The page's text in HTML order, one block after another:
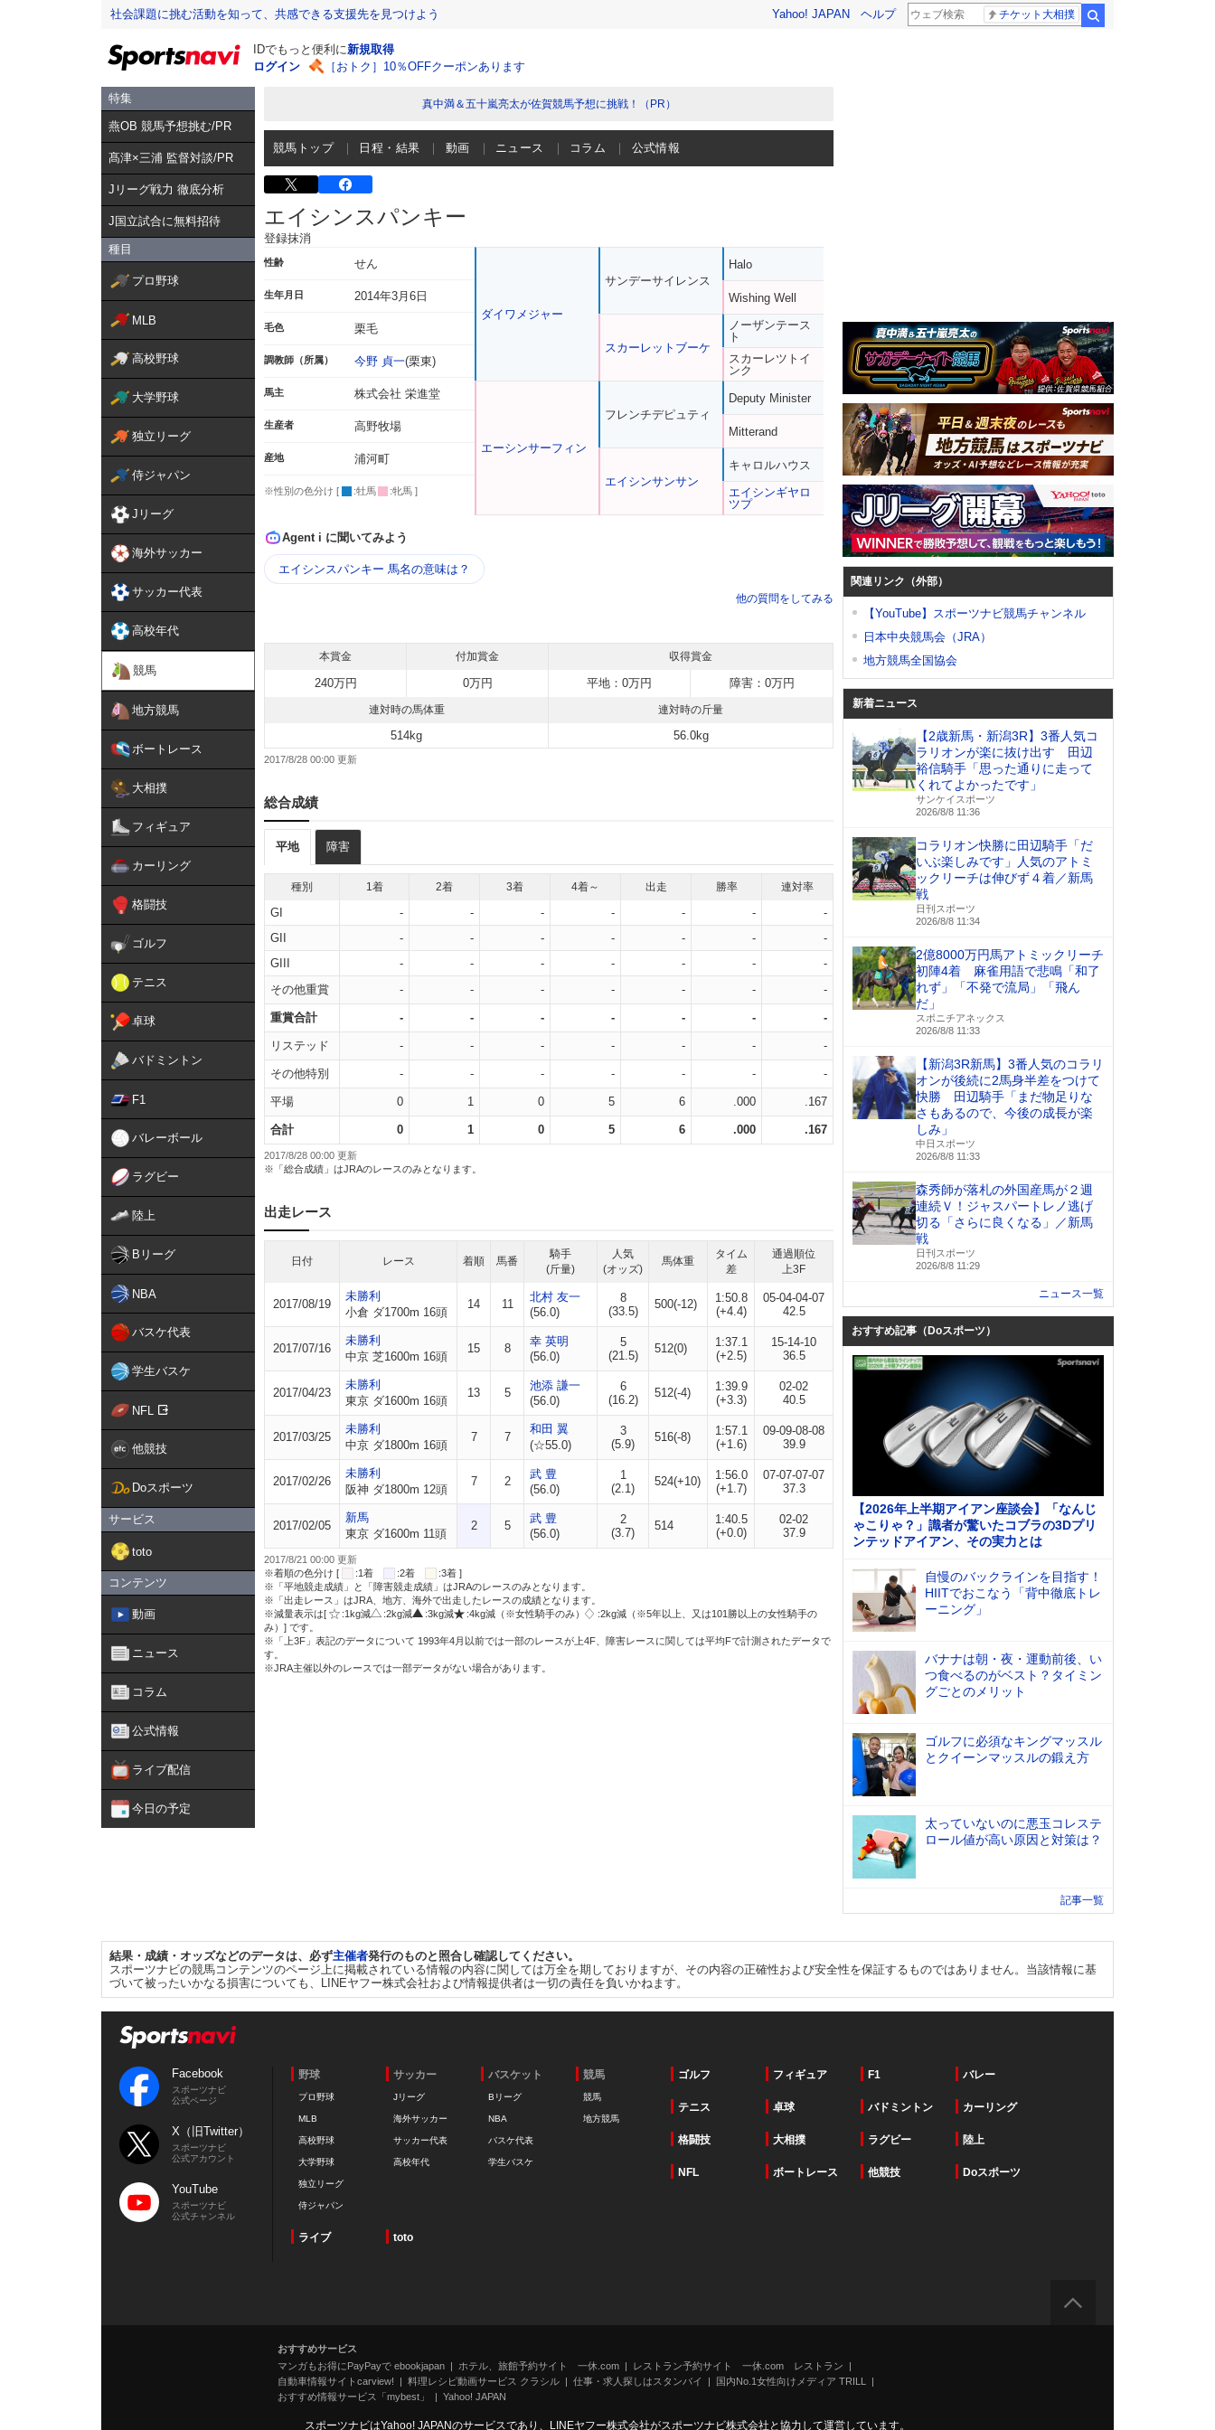
社会課題に挑む活動を知って、共感できる支援先を見つけよう Yahoo! JAPAN ヘルプ チケット大相撲
IDでもっと便利に新規取得
ログイン
［おトク］10％OFFクーポンあります
特集
燕OB 競馬予想挑む/PR
髙津×三浦 監督対談/PR
Jリーグ戦力 徹底分析
J国立試合に無料招待
種目
プロ野球
MLB
高校野球
大学野球
独立リーグ
侍ジャパン
Jリーグ
海外サッカー
サッカー代表
高校年代
競馬
地方競馬
ボートレース
大相撲
フィギュア
カーリング
格闘技
ゴルフ
テニス
卓球
バドミントン
F1
バレーボール
ラグビー
陸上
Bリーグ
NBA
バスケ代表
学生バスケ
NFL
他競技
Doスポーツ
サービス
toto
コンテンツ
動画
ニュース
コラム
公式情報
ライブ配信
今日の予定
真中満＆五十嵐亮太が佐賀競馬予想に挑戦！（PR）
競馬トップ 日程・結果 動画 ニュース コラム 公式情報
エイシンスパンキー
登録抹消
性齢 せん
生年月日 2014年3月6日
毛色 栗毛
調教師（所属） 今野 貞一(栗東)
馬主 株式会社 栄進堂
生産者 高野牧場
産地 浦河町
※性別の色分け [ :牡馬 :牝馬 ]
ダイワメジャー
エーシンサーフィン
サンデーサイレンス
スカーレットブーケ
フレンチデピュティ
エイシンサンサン
Halo
Wishing Well
ノーザンテース
ト
スカーレツトイ
ンク
Deputy Minister
Mitterand
キャロルハウス
エイシンギヤロ
ツプ
Agent i に聞いてみよう
エイシンスパンキー 馬名の意味は？
他の質問をしてみる
本賞金 付加賞金 収得賞金
240万円 0万円 平地：0万円 障害：0万円
連対時の馬体重 連対時の斤量
514kg 56.0kg
2017/8/28 00:00
総合成績
平地 障害
種別 1着 2着 3着 4着～ 出走 勝率 連対率
GI - - - - - -
-
GII
- - - - - -
-
GIII
- - - - - -
-
その他重賞
- - - - - - -
重賞合計 - - - - - - -
リステッド - - - - - - -
その他特別 - - - - - - -
平場 0 1 0 5 6 .000 .167
合計 0 1 0 5 6 .000 .167
2017/8/28 00:00 更新
※「総合成績」はJRAのレースのみとなります。
出走レース
日付 レース 着順 馬番
騎手
(斤量)
人気
(オッズ)
馬体重
タイム
差
通過順位
上3F
2017/08/19
未勝利
小倉 ダ1700m 16頭
14 11
北村 友一
(56.0)
8
(33.5)
500(-12)
1:50.8
(+4.4)
05-04-04-07
42.5
2017/07/16
未勝利
中京 芝1600m 16頭
15 8
幸 英明
(56.0)
5
(21.5)
512(0)
1:37.1
(+2.5)
15-14-10
36.5
2017/04/23
未勝利
東京 ダ1600m 16頭
13 5
池添 謙一
(56.0)
6
(16.2)
512(-4)
1:39.9
(+3.3)
02-02
40.5
2017/03/25
未勝利
中京 ダ1800m 16頭
7 7
和田 翼
(☆55.0)
3
(5.9)
516(-8)
1:57.1
(+1.6)
09-09-08-08
39.9
2017/02/26
未勝利
阪神 ダ1800m 12頭
7 2
武 豊
(56.0)
1
(2.1)
524(+10)
1:56.0
(+1.7)
07-07-07-07
37.3
2017/02/05
新馬
東京 ダ1600m 11頭
2 5
武 豊
(56.0)
2
(3.7)
514
1:40.5
(+0.0)
02-02
37.9
2017/8/21 00:00 更新
※着順の色分け [
:1着 :2着
:3着 ]
※「平地競走成績」と「障害競走成績」はJRAのレースのみとなります。
※「出走レース」はJRA、地方、海外で出走したレースの成績となります。
※減量表示は[
:1kg減 :2kg減 :3kg減 :4kg減（※女性騎手のみ）
:2kg減（※5年以上、又は101勝以上の女性騎手の
み）] です。
※「上3F」表記のデータについて 1993年4月以前では一部のレースが上4F、障害レースに関しては平均Fで計測されたデータで
す。
※JRA主催以外のレースでは一部データがない場合があります。
関連リンク（外部）
【YouTube】スポーツナビ競馬チャンネル
日本中央競馬会（JRA）
地方競馬全国協会
新着ニュース
【2歳新馬・新潟3R】3番人気コ
ラリオンが楽に抜け出す 田辺
裕信騎手「思った通りに走って
くれてよかったです」
サンケイスポーツ
2026/8/8 11:36
コラリオン快勝に田辺騎手「だ
いぶ楽しみです」人気のアトミ
ックリーチは伸びず４着／新馬
戦
日刊スポーツ
2026/8/8 11:34
2億8000万円馬アトミックリーチ
初陣4着 麻雀用語で悲鳴「和了
れず」「不発で流局」「飛ん
だ」
スポニチアネックス
2026/8/8 11:33
【新潟3R新馬】3番人気のコラリ
オンが後続に2馬身半差をつけて
快勝 田辺騎手「まだ物足りな
さもあるので、今後の成長が楽
しみ」
中日スポーツ
2026/8/8 11:33
森秀師が落札の外国産馬が２週
連続Ｖ！ジャスパートレノ逃げ
切る「さらに良くなる」／新馬
戦
日刊スポーツ
2026/8/8 11:29
ニュース一覧
おすすめ記事（Doスポーツ）
【2026年上半期アイアン座談会】「なんじ
ゃこりゃ？」識者が驚いたコブラの3Dプリ
ンテッドアイアン、その実力とは
自慢のバックラインを目指す！
HIITでおこなう「背中徹底トレ
ーニング」
バナナは朝・夜・運動前後、い
つ食べるのがベスト？タイミン
グごとのメリット
ゴルフに必須なキングマッスル
とクイーンマッスルの鍛え方
太っていないのに悪玉コレステ
ロール値が高い原因と対策は？
記事一覧
結果・成績・オッズなどのデータは、必ず主催者発行のものと照合し確認してください。
スポーツナビの競馬コンテンツのページ上に掲載されている情報の内容に関しては万全を期しておりますが、その内容の正確性および安全性を保証するものではありません。当該情報に基
づいて被ったいかなる損害についても、LINEヤフー株式会社および情報提供者は一切の責任を負いかねます。
Facebook
スポーツナビ
公式ページ
X（旧Twitter）
スポーツナビ
公式アカウント
YouTube
スポーツナビ
公式チャンネル
野球
プロ野球
MLB
高校野球
大学野球
独立リーグ
侍ジャパン
サッカー
Jリーグ
海外サッカー
サッカー代表
高校年代
バスケット
Bリーグ
NBA
バスケ代表
学生バスケ
競馬
競馬
地方競馬
ゴルフ フィギュア F1 バレー
テニス 卓球 バドミントン カーリング
格闘技 大相撲 ラグビー 陸上
NFL ボートレース 他競技 Doスポーツ
ライブ toto
おすすめサービス
マンガもお得にPayPayで ebookjapan
ホテル、旅館予約サイト 一休.com
レストラン予約サイト 一休.com レストラン
自動車情報サイトcarview!
料理レシピ動画サービス クラシル 仕事・求人探しはスタンバイ
国内No.1女性向けメディア TRILL
おすすめ情報サービス「mybest」
Yahoo! JAPAN
スポーツナビはYahoo! JAPANのサービスであり、LINEヤフー株式会社がスポーツナビ株式会社と協力して運営しています。